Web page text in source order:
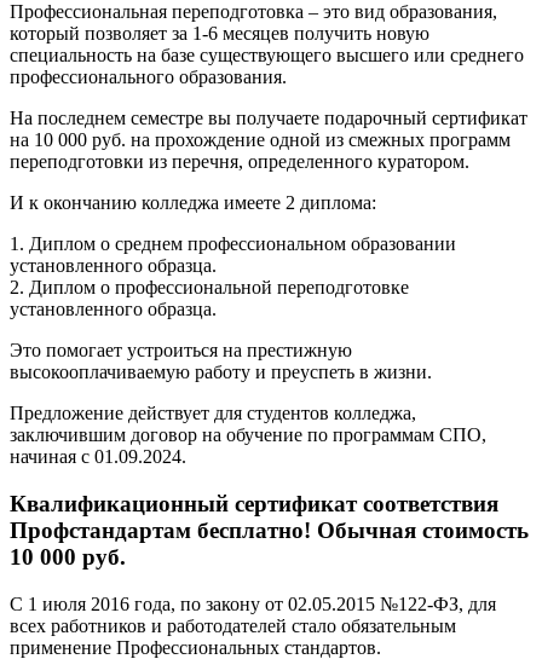
Профессиональная переподготовка – это вид образования,
который позволяет за 1-6 месяцев получить новую
специальность на базе существующего высшего или среднего
профессионального образования.
На последнем семестре вы получаете подарочный сертификат
на 10 000 руб. на прохождение одной из смежных программ
переподготовки из перечня, определенного куратором.
И к окончанию колледжа имеете 2 диплома:
1. Диплом о среднем профессиональном образовании
установленного образца.
2. Диплом о профессиональной переподготовке
установленного образца.
Это помогает устроиться на престижную
высокооплачиваемую работу и преуспеть в жизни.
Предложение действует для студентов колледжа,
заключившим договор на обучение по программам СПО,
начиная с 01.09.2024.
Квалификационный сертификат соответствия
Профстандартам бесплатно! Обычная стоимость
10 000 руб.
С 1 июля 2016 года, по закону от 02.05.2015 №122-ФЗ, для
всех работников и работодателей стало обязательным
применение Профессиональных стандартов.